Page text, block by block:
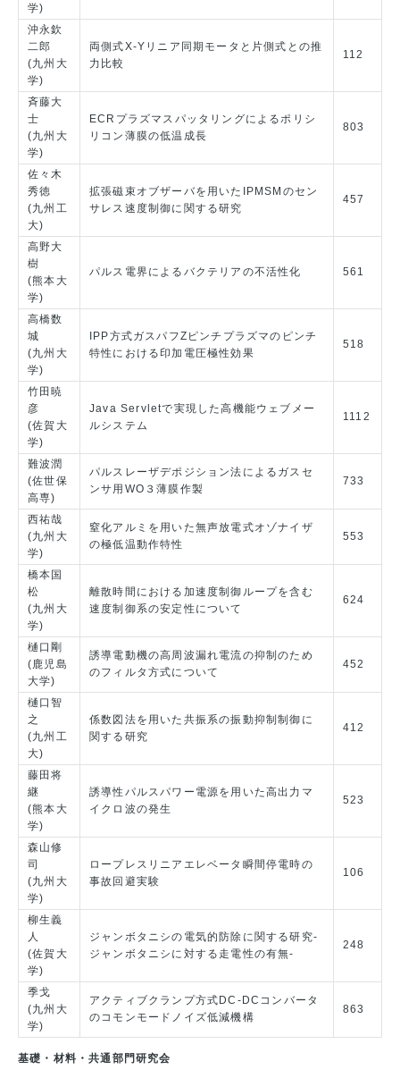
学)
沖永欽
二郎
(九州大
学)
両側式X-Yリニア同期モータと片側式との推
力比較
112
斉藤大
士
(九州大
学)
ECRプラズマスパッタリングによるポリシ
リコン薄膜の低温成長
803
佐々木
秀徳
(九州工
大)
拡張磁束オブザーバを用いたIPMSMのセン
サレス速度制御に関する研究
457
高野大
樹
(熊本大
学)
パルス電界によるバクテリアの不活性化 561
高橋数
城
(九州大
学)
IPP方式ガスパフZピンチプラズマのピンチ
特性における印加電圧極性効果
518
竹田暁
彦
(佐賀大
学)
Java Servletで実現した高機能ウェブメー
ルシステム
1112
難波潤
(佐世保
高専)
パルスレーザデポジション法によるガスセ
ンサ用WO３薄膜作製
733
西祐哉
(九州大
学)
窒化アルミを用いた無声放電式オゾナイザ
の極低温動作特性
553
橋本国
松
(九州大
学)
離散時間における加速度制御ループを含む
速度制御系の安定性について
624
樋口剛
(鹿児島
大学)
誘導電動機の高周波漏れ電流の抑制のため
のフィルタ方式について
452
樋口智
之
(九州工
大)
係数図法を用いた共振系の振動抑制制御に
関する研究
412
藤田将
継
(熊本大
学)
誘導性パルスパワー電源を用いた高出力マ
イクロ波の発生
523
森山修
司
(九州大
学)
ロープレスリニアエレベータ瞬間停電時の
事故回避実験
106
柳生義
人
(佐賀大
学)
ジャンボタニシの電気的防除に関する研究-
ジャンボタニシに対する走電性の有無-
248
季戈
(九州大
学)
アクティブクランプ方式DC-DCコンバータ
のコモンモードノイズ低減機構
863
基礎・材料・共通部門研究会